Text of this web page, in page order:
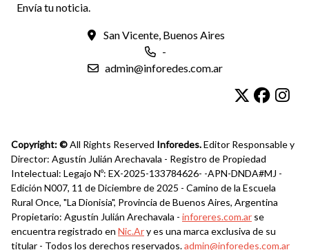
Envía tu noticia.
San Vicente, Buenos Aires
-
admin@inforedes.com.ar
Copyright: ©All Rights Reserved Inforedes.Editor Responsable y
Director: Agustín Julián Arechavala - Registro de Propiedad
Intelectual: Legajo Nº: EX-2025-133784626- -APN-DNDA#MJ -
Edición N007, 11 de Diciembre de 2025 - Camino de la Escuela
Rural Once, "La Dionisia", Provincia de Buenos Aires, Argentina
Propietario: Agustín Julián Arechavala - inforeres.com.ar se
encuentra registrado en Nic.Ary es una marca exclusiva de su
titular - Todos los derechos reservados.admin@inforedes.com.ar